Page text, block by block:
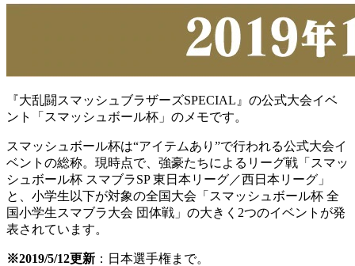
『大乱闘スマッシュブラザーズSPECIAL』の公式大会イベ
ント「スマッシュボール杯」のメモです。
スマッシュボール杯は“アイテムあり”で行われる公式大会イ
ベントの総称。現時点で、強豪たちによるリーグ戦「スマッ
シュボール杯 スマブラSP 東日本リーグ／西日本リーグ」
と、小学生以下が対象の全国大会「スマッシュボール杯 全
国小学生スマブラ大会 団体戦」の大きく2つのイベントが発
表されています。
※2019/5/12更新 ：日本選手権まで。